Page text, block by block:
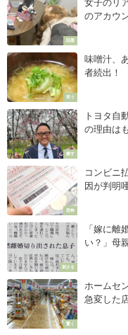
話題
女子のリ
のアカウ
笑う
味噌汁、
者続出！
癒す
トヨタ自
の理由は
恐怖
コンビニ
因が判明
刺さる
「嫁に離
い？」母
驚く
ホームセ
急変した